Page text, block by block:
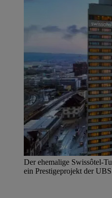
Der ehemalige Swissôtel-
ein Prestigeprojekt der